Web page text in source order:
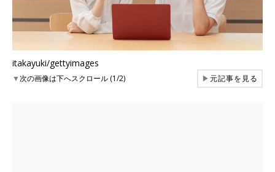
itakayuki/gettyimages
▼次の画像は下へスクロール (1/2) ▶元記事を見る